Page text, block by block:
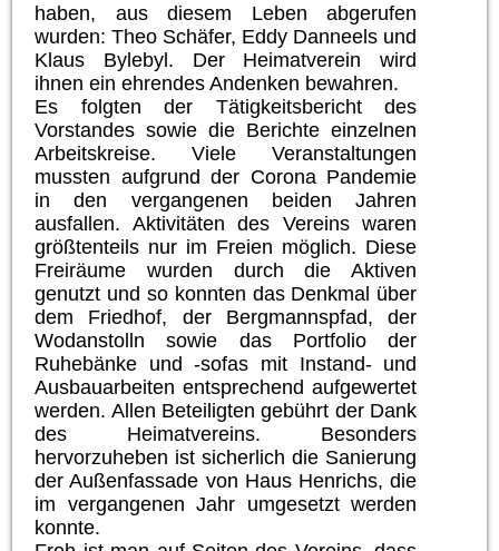
haben, aus diesem Leben abgerufen
wurden: Theo Schäfer, Eddy Danneels und
Klaus Bylebyl. Der Heimatverein wird
ihnen ein ehrendes Andenken bewahren.
Es folgten der Tätigkeitsbericht des
Vorstandes sowie die Berichte einzelnen
Arbeitskreise. Viele Veranstaltungen
mussten aufgrund der Corona Pandemie
in den vergangenen beiden Jahren
ausfallen. Aktivitäten des Vereins waren
größtenteils nur im Freien möglich. Diese
Freiräume wurden durch die Aktiven
genutzt und so konnten das Denkmal über
dem Friedhof, der Bergmannspfad, der
Wodanstolln sowie das Portfolio der
Ruhebänke und -sofas mit Instand- und
Ausbauarbeiten entsprechend aufgewertet
werden. Allen Beteiligten gebührt der Dank
des Heimatvereins. Besonders
hervorzuheben ist sicherlich die Sanierung
der Außenfassade von Haus Henrichs, die
im vergangenen Jahr umgesetzt werden
konnte.